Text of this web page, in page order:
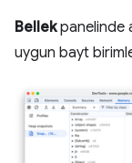
Bellekpanelinde
uygun bayt